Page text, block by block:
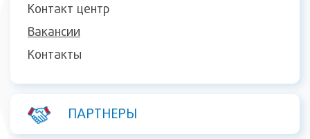
Контакт центр
Вакансии
Контакты
ПАРТНЕРЫ